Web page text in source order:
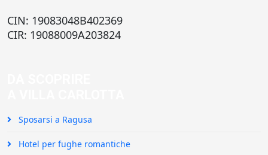
CIN: 19083048B402369
CIR: 19088009A203824
Sposarsi a Ragusa
Hotel per fughe romantiche